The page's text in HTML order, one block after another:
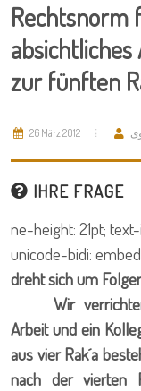
Rechtsnorm
zur fünften
26 März 2012
IHRE FRAGE
ne-height: 21pt;
unicode-bidi:
dreht sich um
Wir
Arbeit und ein
aus vier Rak´a
nach der vierten